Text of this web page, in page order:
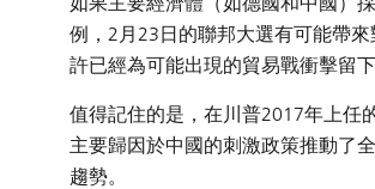
例，2月23日的聯邦大選有可能帶
許已經為可能出現的貿易戰衝擊留
值得記住的是，在川普2017年上任
主要歸因於中國的刺激政策推動了
趨勢。